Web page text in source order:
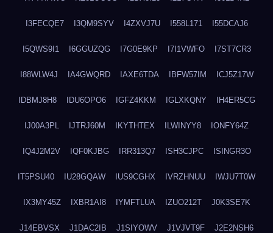
I3FECQE7 I3QM9SYV I4ZXVJ7U I558L171 I55DCAJ6
I5QWS9I1 I6GGUZQG I7G0E9KP I7I1VWFO I7ST7CR3
I88WLW4J IA4GWQRD IAXE6TDA IBFW57IM ICJ5Z17W
IDBMJ8H8 IDU6OPO6 IGFZ4KKM IGLXKQNY IH4ER5CG
IJ00A3PL IJTRJ60M IKYTHTEX ILWINYY8 IONFY64Z
IQ4J2M2V IQF0KJBG IRR313Q7 ISH3CJPC ISINGR3O
IT5PSU40 IU28GQAW IUS9CGHX IVRZHNUU IWJU7T0W
IX3MY45Z IXBR1AI8 IYMFTLUA IZUO212T J0K3SE7K
J14EBVSX J1DAC2IB J1SIYOWV J1VJVT9F J2E2NSH6